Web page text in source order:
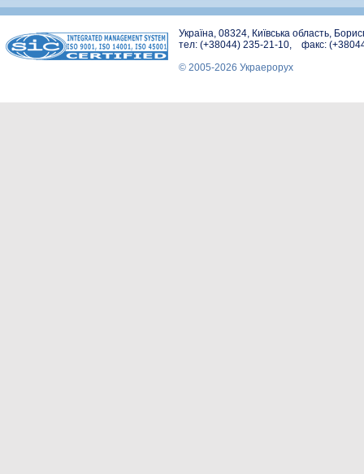
Україна, 08324, Київська область,
тел: (+38044) 235-21-10, факс:
© 2005-2026 Украерорух